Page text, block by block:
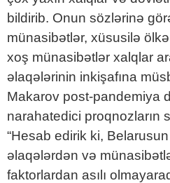
bildirib. Onun sözlərinə
münasibətlər, xüsusilə
xoş münasibətlər xalqlar
əlaqələrinin inkişafına
Makarov post-pandemiya
narahatedici proqnozların
“Hesab edirik ki,
əlaqələrdən və
faktorlardan asılı